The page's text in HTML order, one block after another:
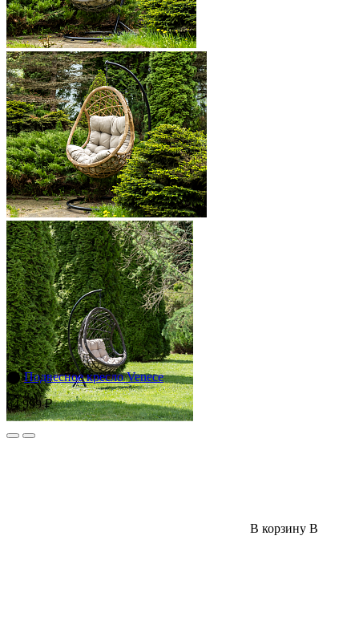
⬤ Подвесное кресло Venece
64 999 ₽
В корзину В